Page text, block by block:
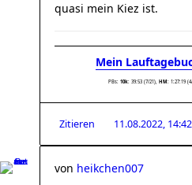
quasi mein Kiez ist.
Mein
PBs: 10k: 39:53 (7/21), HM: 1:27:19
Zitieren 11.08.2022, 14:42
von heikchen007